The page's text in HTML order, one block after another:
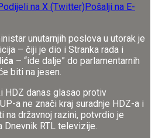
na X (Twitter)Pošalji na E-
unutarnjih poslova u utorak je
– čiji je dio i Stranka rada i
– “ide dalje” do parlamentarnih
biti na jesen.
HDZ danas glasao protiv
a ne znači kraj suradnje HDZ-a i
na državnoj razini, potvrdio je
Dnevnik RTL televizije.